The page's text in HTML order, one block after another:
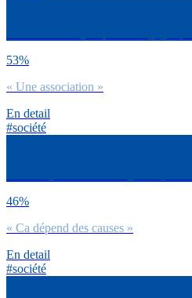
53%
« Une association »
En detail
#société
46%
« Ca dépend des causes »
En detail
#société